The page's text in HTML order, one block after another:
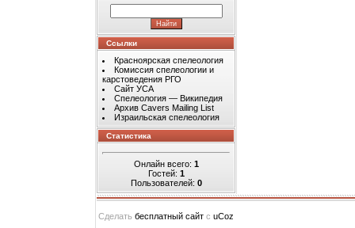
Ссылки
Красноярская спелеология
Комиссия спелеологии и
карстоведения РГО
Сайт УСА
Спелеология — Википедия
Архив Cavers Mailing List
Израильская спелеология
Статистика
Онлайн всего: 1
Гостей: 1
Пользователей: 0
Сделать бесплатный сайт с uCoz